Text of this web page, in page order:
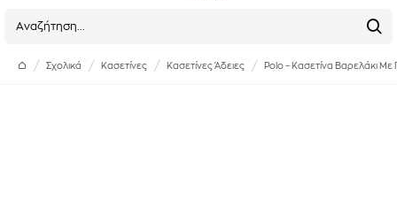
Σχολικά Κασετίνες Κασετίνες Άδειες Polo – Κασετίνα Βαρελάκι